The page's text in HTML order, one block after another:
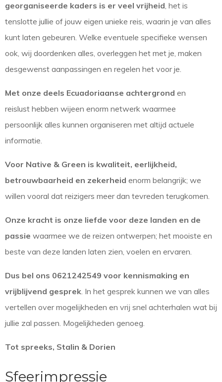
georganiseerde kaders is er veel vrijheid, het is
tenslotte jullie of jouw eigen unieke reis, waarin je van alles
kunt laten gebeuren. Welke eventuele specifieke wensen
ook, wij doordenken alles, overleggen het met je, maken
desgewenst aanpassingen en regelen het voor je.
Met onze deels Ecuadoriaanse achtergrond en
reislust hebben wijeen enorm netwerk waarmee
persoonlijk alles kunnen organiseren met altijd actuele
informatie.
Voor Native & Green is kwaliteit, eerlijkheid,
betrouwbaarheid en zekerheid enorm belangrijk; we
willen vooral dat reizigers meer dan tevreden terugkomen.
Onze kracht is onze liefde voor deze landen en de
passie waarmee we de reizen ontwerpen; het mooiste en
beste van deze landen laten zien, voelen en ervaren.
Dus bel ons 0621242549 voor kennismaking en
vrijblijvend gesprek. In het gesprek kunnen we van alles
vertellen over mogelijkheden en vrij snel achterhalen wat bij
jullie zal passen. Mogelijkheden genoeg.
Tot spreeks, Stalin & Dorien
Sfeerimpressie